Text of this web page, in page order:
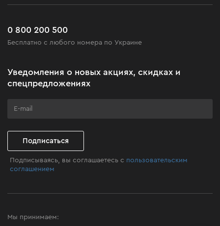
Черная пятница
Клуб мастерства
Часто задаваемые вопросы
0 800 200 500
Бесплатно с любого номера по Украине
Уведомления о новых акциях, скидках и
спецпредложениях
Подписаться
Подписываясь, вы соглашаетесь с пользовательским
соглашением
Мы принимаем: